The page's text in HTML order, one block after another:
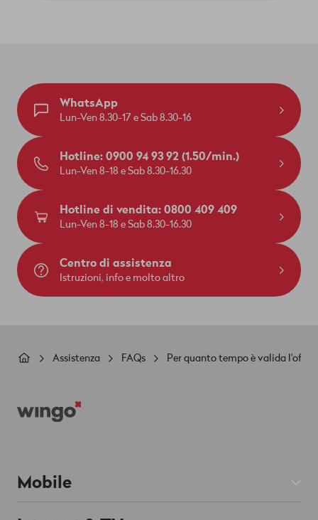
WhatsApp
Lun-Ven 8.30-17 e Sab 8.30-16
Hotline: 0900 94 93 92 (1.50/min.)
Lun-Ven 8-18 e Sab 8.30-16.30
Hotline di vendita: 0800 409 409
Lun-Ven 8-18 e Sab 8.30-16.30
Centro di assistenza
Istruzioni, info e molto altro
BricioleAssistenza FAQs Per quanto tempo è valida
Mobile
Abbonamenti Mobile